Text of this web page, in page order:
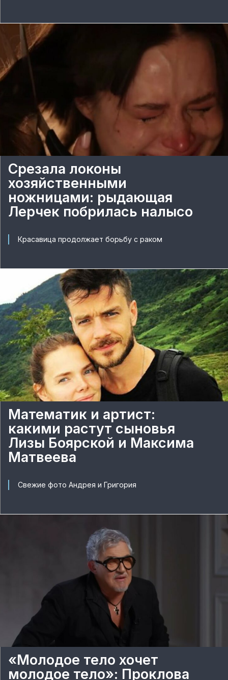
Срезала локоны
хозяйственными
ножницами: рыдающая
Лерчек побрилась налысо
Красавица продолжает борьбу с раком
Математик и артист:
какими растут сыновья
Лизы Боярской и Максима
Матвеева
Свежие фото Андрея и Григория
«Молодое тело хочет
молодое тело»: Проклова